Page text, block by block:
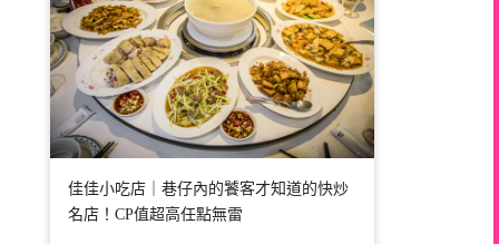
佳佳小吃店｜巷仔內的饕客才知道的快炒
名店！CP值超高任點無雷